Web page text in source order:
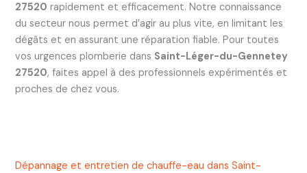
27520 rapidement et efficacement. Notre connaissance
du secteur nous permet d’agir au plus vite, en limitant les
dégâts et en assurant une réparation fiable. Pour toutes
vos urgences plomberie dans Saint-Léger-du-Gennetey
27520, faites appel à des professionnels expérimentés et
proches de chez vous.
Dépannage et entretien de chauffe-eau dans Saint-